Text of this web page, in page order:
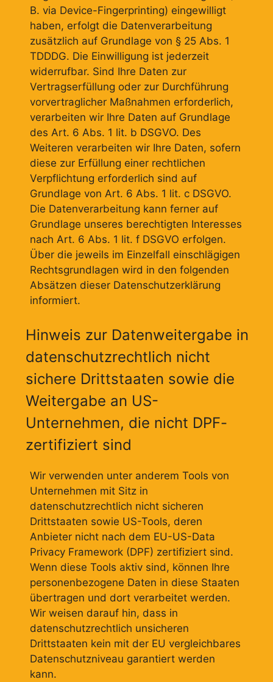
B. via Device-Fingerprinting) eingewilligt
haben, erfolgt die Datenverarbeitung
zusätzlich auf Grundlage von § 25 Abs. 1
TDDDG. Die Einwilligung ist jederzeit
widerrufbar. Sind Ihre Daten zur
Vertragserfüllung oder zur Durchführung
vorvertraglicher Maßnahmen erforderlich,
verarbeiten wir Ihre Daten auf Grundlage
des Art. 6 Abs. 1 lit. b DSGVO. Des
Weiteren verarbeiten wir Ihre Daten, sofern
diese zur Erfüllung einer rechtlichen
Verpflichtung erforderlich sind auf
Grundlage von Art. 6 Abs. 1 lit. c DSGVO.
Die Datenverarbeitung kann ferner auf
Grundlage unseres berechtigten Interesses
nach Art. 6 Abs. 1 lit. f DSGVO erfolgen.
Über die jeweils im Einzelfall einschlägigen
Rechtsgrundlagen wird in den folgenden
Absätzen dieser Datenschutzerklärung
informiert.
Hinweis zur Datenweitergabe in
datenschutzrechtlich nicht
sichere Drittstaaten sowie die
Weitergabe an US-
Unternehmen, die nicht DPF-
zertifiziert sind
Wir verwenden unter anderem Tools von
Unternehmen mit Sitz in
datenschutzrechtlich nicht sicheren
Drittstaaten sowie US-Tools, deren
Anbieter nicht nach dem EU-US-Data
Privacy Framework (DPF) zertifiziert sind.
Wenn diese Tools aktiv sind, können Ihre
personenbezogene Daten in diese Staaten
übertragen und dort verarbeitet werden.
Wir weisen darauf hin, dass in
datenschutzrechtlich unsicheren
Drittstaaten kein mit der EU vergleichbares
Datenschutzniveau garantiert werden
kann.